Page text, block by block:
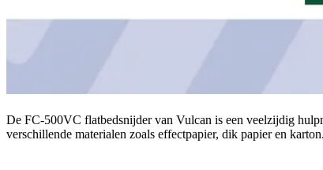
De FC-500VC flatbedsnijder van Vulcan is een veelzijdig
verschillende materialen zoals effectpapier, dik papier en